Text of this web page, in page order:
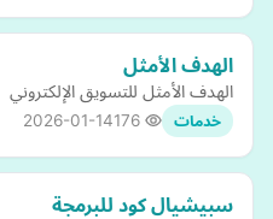
الهدف الأمثل
الهدف الأمثل للتسويق الإلكتروني
خدمات 2026-01-14
سبيشيال كود للبرمجة